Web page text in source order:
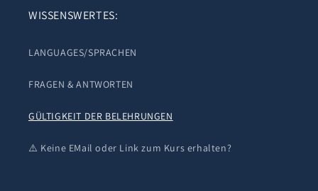
WISSENSWERTES:
LANGUAGES/SPRACHEN
FRAGEN & ANTWORTEN
GÜLTIGKEIT DER BELEHRUNGEN
⚠️ Keine EMail oder Link zum Kurs erhalten?